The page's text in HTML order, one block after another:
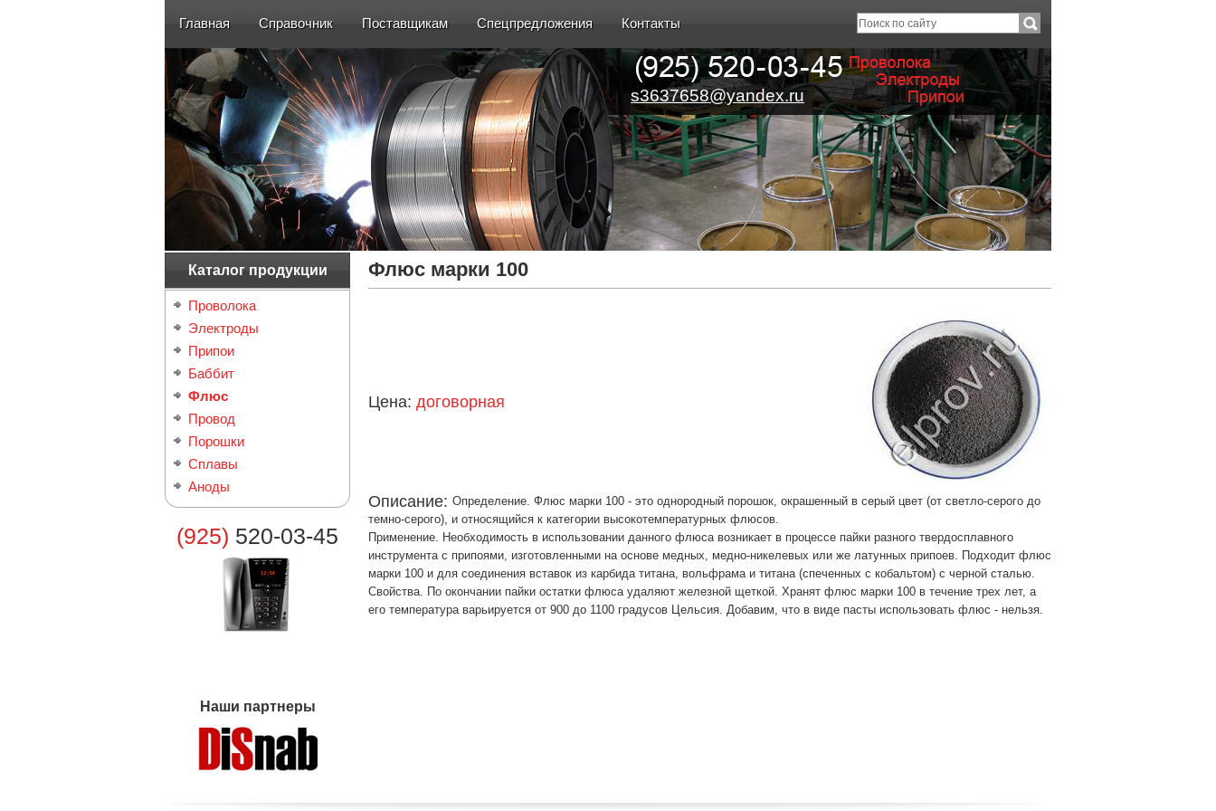
Главная Справочник Поставщикам Спецпредложения Контакты
s3637658@yandex.ru
Каталог продукции
Проволока
Электроды
Припои
Баббит
Флюс
Провод
Порошки
Сплавы
Аноды
(925) 520-03-45
Наши партнеры
Флюс марки 100
Цена: договорная
Описание: Определение. Флюс марки 100 - это однородный порошок, окрашенный в серый цвет (от светло-серого до
темно-серого), и относящийся к категории высокотемпературных флюсов.
Применение. Необходимость в использовании данного флюса возникает в процессе пайки разного твердосплавного
инструмента с припоями, изготовленными на основе медных, медно-никелевых или же латунных припоев. Подходит флюс
марки 100 и для соединения вставок из карбида титана, вольфрама и титана (спеченных с кобальтом) с черной сталью.
Свойства. По окончании пайки остатки флюса удаляют железной щеткой. Хранят флюс марки 100 в течение трех лет, а
его температура варьируется от 900 до 1100 градусов Цельсия. Добавим, что в виде пасты использовать флюс - нельзя.